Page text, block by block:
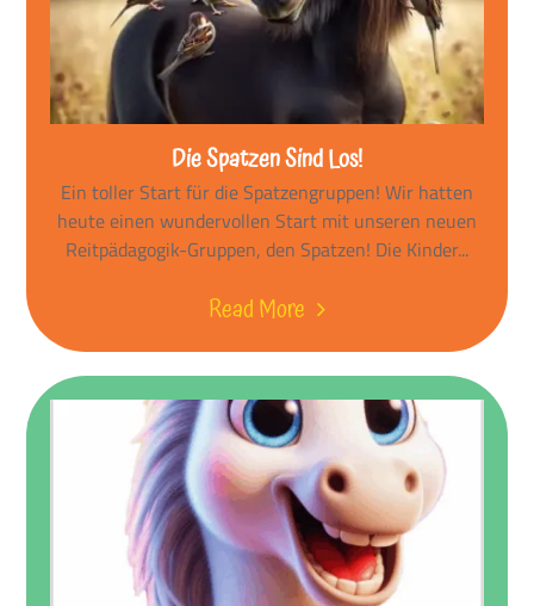
Die Spatzen Sind Los!
Ein toller Start für die Spatzengruppen! Wir hatten
heute einen wundervollen Start mit unseren neuen
Reitpädagogik-Gruppen, den Spatzen! Die Kinder...
Read More